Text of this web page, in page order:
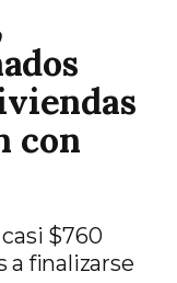
con
$760
a finalizarse